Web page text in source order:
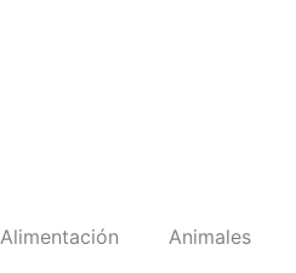
Alimentación Animales